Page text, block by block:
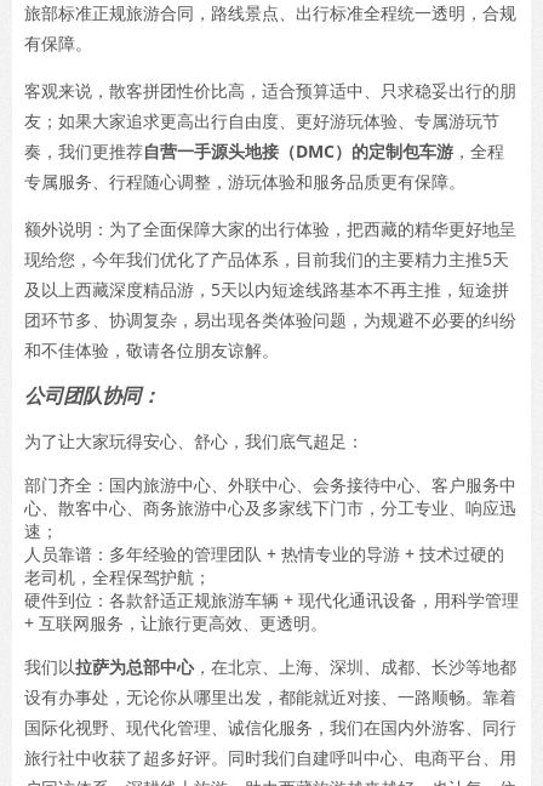
旅部标准正规旅游合同，路线景点、出行标准全程统一透明，合规
有保障。
客观来说，散客拼团性价比高，适合预算适中、只求稳妥出行的朋
友；如果大家追求更高出行自由度、更好游玩体验、专属游玩节
奏，我们更推荐自营一手源头地接（DMC）的定制包车游 ，全程
专属服务、行程随心调整，游玩体验和服务品质更有保障。
额外说明：为了全面保障大家的出行体验，把西藏的精华更好地呈
现给您，今年我们优化了产品体系，目前我们的主要精力主推5天
及以上西藏深度精品游，5天以内短途线路基本不再主推，短途拼
团环节多、协调复杂，易出现各类体验问题，为规避不必要的纠纷
和不佳体验，敬请各位朋友谅解。
公司团队协同：
为了让大家玩得安心、舒心，我们底气超足：
部门齐全：国内旅游中心、外联中心、会务接待中心、客户服务中
心、散客中心、商务旅游中心及多家线下门市，分工专业、响应迅
速；
人员靠谱：多年经验的管理团队 + 热情专业的导游 + 技术过硬的
老司机，全程保驾护航；
硬件到位：各款舒适正规旅游车辆 + 现代化通讯设备，用科学管理
+ 互联网服务，让旅行更高效、更透明。
我们以拉萨为总部中心，在北京、上海、深圳、成都、长沙等地都
设有办事处，无论你从哪里出发，都能就近对接、一路顺畅。靠着
国际化视野、现代化管理、诚信化服务，我们在国内外游客、同行
旅行社中收获了超多好评。同时我们自建呼叫中心、电商平台、用